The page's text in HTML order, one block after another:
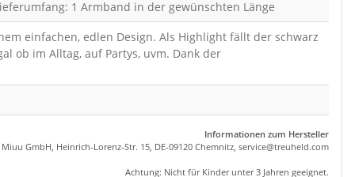
1 Armband in der gewünschten Länge
einfachen, edlen Design. Als Highlight fällt der schwarz
ob im Alltag, auf Partys, uvm. Dank der
Informationen zum Hersteller
Miuu GmbH, Heinrich-Lorenz-Str. 15, DE-09120 Chemnitz, service@treuheld.com
Achtung: Nicht für Kinder unter 3 Jahren geeignet.